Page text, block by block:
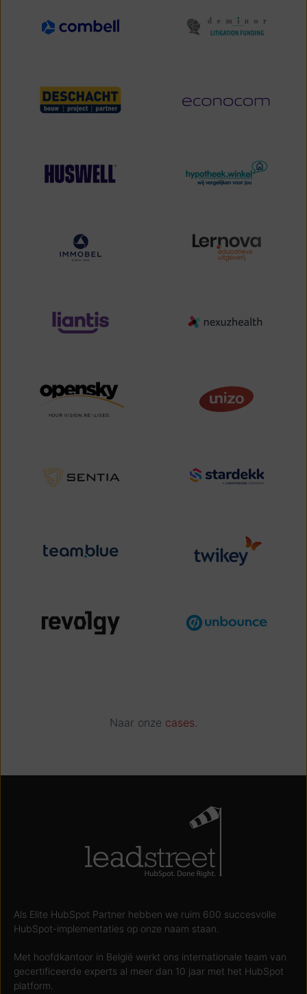
Naar onze cases.
Als Elite HubSpot Partner hebben we ruim 600 succesvolle
HubSpot-implementaties op onze naam staan.
Met hoofdkantoor in België werkt ons internationale team van
gecertificeerde experts al meer dan 10 jaar met het HubSpot
platform.